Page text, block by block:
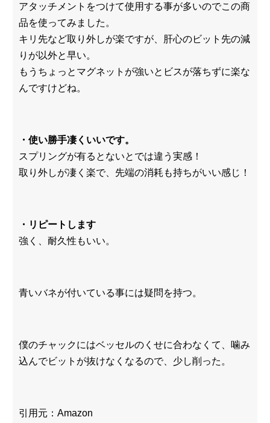
アタッチメントをつけて使用する事が多いのでこの商
品を使ってみました。
キリ先など取り外しが楽ですが、肝心のビット先の減
りが以外と早い。
もうちょっとマグネットが強いとビスが落ちずに楽な
んですけどね。
・使い勝手凄くいいです。
スプリングが有るとないとでは違う実感！
取り外しが凄く楽で、先端の消耗も持ちがいい感じ！
・リピートします
強く、耐久性もいい。
青いバネが付いている事には疑問を持つ。
僕のチャックにはベッセルのくせに合わなくて、噛み
込んでビットが抜けなくなるので、少し削った。
引用元：Amazon